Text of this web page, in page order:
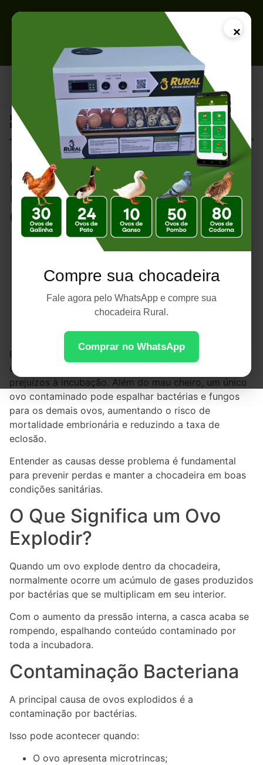
×
Compre sua chocadeira
Fale agora pelo WhatsApp e compre sua
chocadeira Rural.
Comprar no WhatsApp
Página Inicial |
Por Que Alguns Ovos Explodem Dentro da Chocadeira?
Por Que Alguns Ovos
Explodem Dentro da
Chocadeira?
Encontrar um ovo explodido dentro da
uma situação desagradável e que pode causar sérios
prejuízos à incubação. Além do mau cheiro, um único
ovo contaminado pode espalhar bactérias e fungos
para os demais ovos, aumentando o risco de
mortalidade embrionária e reduzindo a taxa de
eclosão.
Entender as causas desse problema é fundamental
para prevenir perdas e manter a chocadeira em boas
condições sanitárias.
O Que Significa um Ovo
Explodir?
Quando um ovo explode dentro da chocadeira,
normalmente ocorre um acúmulo de gases produzidos
por bactérias que se multiplicam em seu interior.
Com o aumento da pressão interna, a casca acaba se
rompendo, espalhando conteúdo contaminado por
toda a incubadora.
Contaminação Bacteriana
A principal causa de ovos explodidos é a
contaminação por bactérias.
Isso pode acontecer quando:
O ovo apresenta microtrincas;